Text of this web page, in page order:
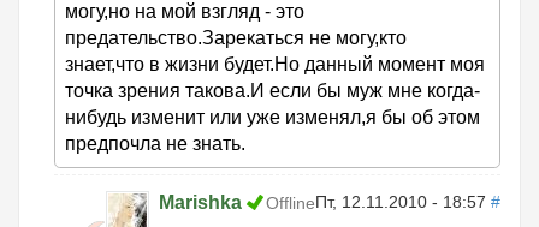
могу,но на мой взгляд - это
предательство.Зарекаться не могу,кто
знает,что в жизни будет.Но данный момент моя
точка зрения такова.И если бы муж мне когда-
нибудь изменит или уже изменял,я бы об этом
предпочла не знать.
Marishka OfflineПт, 12.11.2010 - 18:57 #